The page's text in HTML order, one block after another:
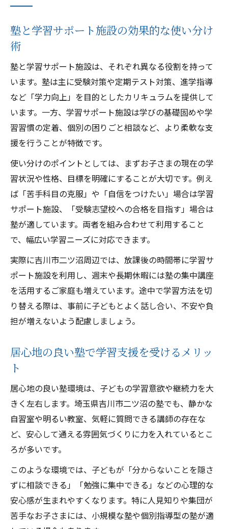
塾と学習サポート施設の効果的な使い分け
術
塾と学習サポート施設は、それぞれ異なる役割を持って
います。塾は主に受験対策や定期テスト対策、進学指導
など「学力向上」を目的としたカリキュラムを提供して
います。一方、学習サポート施設は学びの基礎固めや学
習習慣の定着、個別の困りごと相談など、より柔軟な支
援を行うことが特徴です。
使い分けのポイントとしては、まずお子さまの現在の学
習状況や性格、目標を明確にすることが大切です。例え
ば「苦手科目の克服」や「自信をつけたい」場合は学習
サポート施設、「受験志望校への合格を目指す」場合は
塾が適しています。両者を組み合わせて利用すること
で、幅広い学習ニーズに対応できます。
実際に吉川市二ツ沼周辺では、放課後の時間帯に学習サ
ポート施設を利用し、週末や長期休暇には塾の集中講座
を活用するご家庭も増えています。途中で学習方法を切
り替える際は、事前に子どもとよく話し合い、不安や負
担が増えないよう配慮しましょう。
居心地の良い塾で学習支援を受けるメリッ
ト
居心地の良い塾環境は、子どもの学習意欲や継続力を大
きく左右します。埼玉県吉川市二ツ沼の塾でも、静かな
自習室や明るい教室、気軽に質問できる講師の存在な
ど、安心して通える雰囲気づくりに力を入れているとこ
ろが多いです。
このような環境では、子どもが「分からないことを隠さ
ずに相談できる」「勉強に集中できる」などの心理的な
安心感が生まれやすくなります。特に人見知りや集団が
苦手なお子さまには、小規模な塾や個別指導型の塾が適